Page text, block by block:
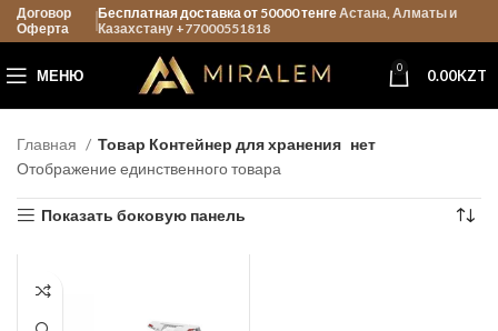
Договор
Оферта
Бесплатная доставка от 50000 тенгеАстана, Алматы и
Казахстану +77000551818
МЕНЮ 0 0.00KZT
Главная Товар Контейнер для хранения нет
Отображение единственного товара
Показать боковую панель